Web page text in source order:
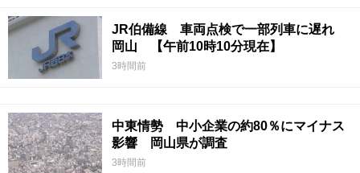
JR伯備線 車両点検で一部列車に遅れ
岡山 【午前10時10分現在】
3時間前
中東情勢 中小企業の約80％にマイナス
影響 岡山県が調査
3時間前